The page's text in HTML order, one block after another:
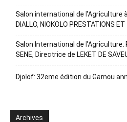
Salon international de l’Agriculture
DIALLO, NIOKOLO PRESTATIONS ET
Salon International de
SENE, Directrice de LEKET DE
Djolof: 32eme édition du Gamou
Archives